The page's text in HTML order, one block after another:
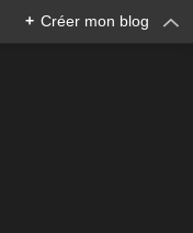
+ Créer mon blog